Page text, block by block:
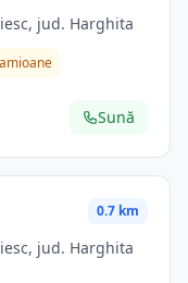
jud. Harghita
Sună
0.7 km
jud. Harghita